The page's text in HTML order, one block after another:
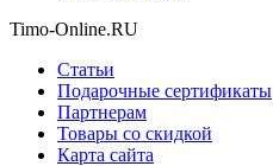
Timo-Online.RU
Статьи
Подарочные сертификаты
Партнерам
Товары со скидкой
Карта сайта